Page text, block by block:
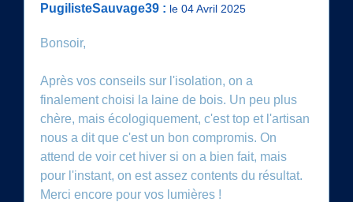
PugilisteSauvage39 : le 04 Avril 2025
Bonsoir,
Après vos conseils sur l'isolation, on a
finalement choisi la laine de bois. Un peu plus
chère, mais écologiquement, c'est top et l'artisan
nous a dit que c'est un bon compromis. On
attend de voir cet hiver si on a bien fait, mais
pour l'instant, on est assez contents du résultat.
Merci encore pour vos lumières !